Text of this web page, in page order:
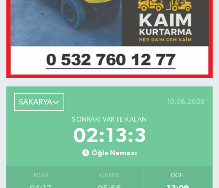
SAKARYA 10.08.2026
SONRAKI VAKTE KALAN
02:13:3
Öğle Namazı
İMSAK GÜNEŞ ÖĞLE